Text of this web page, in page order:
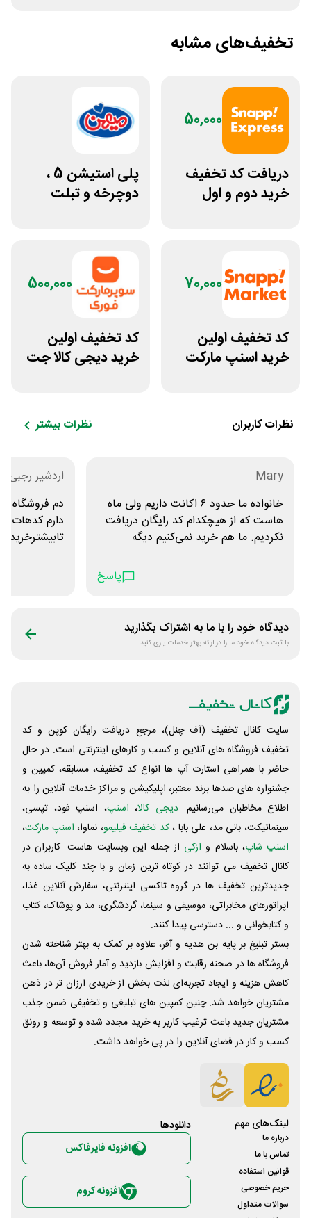
تخفیف‌های مشابه
50,000
دریافت کد تخفیف
خرید دوم و اول
پلی استیشن 5 ،
دوچرخه و تبلت
70,000
کد تخفیف اولین
خرید اسنپ مارکت
500,000
کد تخفیف اولین
خرید دیجی کالا جت
نظرات کاربران نظرات بیشتر
Mary
خانواده ما حدود ۶ اکانت داریم ولی ماه
هاست که از هیچکدام کد رایگان دریافت
نکردیم. ما هم خرید نمی‌کنیم دیگه
پاسخ
اردشیر رجبی
دم فروشگاه
دارم کدهات
دیدگاه خود را با ما به اشتراک بگذارید
با ثبت دیدگاه خود ما را در ارائه بهتر خدمات یاری کنید
سایت کانال تخفیف (آف چنل)، مرجع دریافت رایگان کوپن و کد
تخفیف فروشگاه های آنلاین و کسب و‌ کارهای اینترنتی است. در حال
حاضر با همراهی استارت آپ ها انواع کد تخفیف، مسابقه، کمپین و
جشنواره های صدها برند معتبر، اپلیکیشن و مراکز خدمات آنلاین را به
اطلاع مخاطبان می‌رسانیم. دیجی کالا، اسنپ، اسنپ فود، تپسی،
سینماتیکت، بانی مد، علی‌ بابا ،کد تخفیف فیلیمو، نماوا، اسنپ مارکت،
اسنپ شاپ، باسلام و ازکی از جمله این وبسایت ‌هاست. کاربران در
کانال تخفیف می توانند در کوتاه ترین زمان و با چند کلیک ساده به
جدیدترین تخفیف ها در گروه تاکسی اینترنتی، سفارش آنلاین غذا،
اپراتورهای مخابراتی، موسیقی و سینما، گردشگری، مد و پوشاک، کتاب
و کتابخوانی و ... دسترسی پیدا کنند.
بستر تبلیغ بر پایه بن هدیه و آفر، علاوه بر کمک به بهتر شناخته شدن
فروشگاه ها در صحنه رقابت و افزایش بازدید و آمار فروش آن‌ها، باعث
کاهش هزینه و ایجاد تجربه‌ای لذت بخش از خریدی ارزان تر در ذهن
مشتریان خواهد شد. چنین کمپین های تبلیغی و تخفیفی ضمن جذب
مشتریان جدید باعث ترغیب کاربر به خرید مجدد شده و توسعه و رونق
کسب و کار در فضای آنلاین را در پی خواهد داشت.
لینک‌های مهم
درباره ما
تماس با ما
قوانین استفاده
حریم خصوصی
سوالات متداول
دانلود‌ها
افزونه فایرفاکس
افزونه کروم